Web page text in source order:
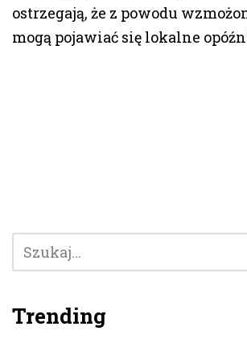
ostrzegają, że z powodu
mogą pojawiać się lokalne
Trending